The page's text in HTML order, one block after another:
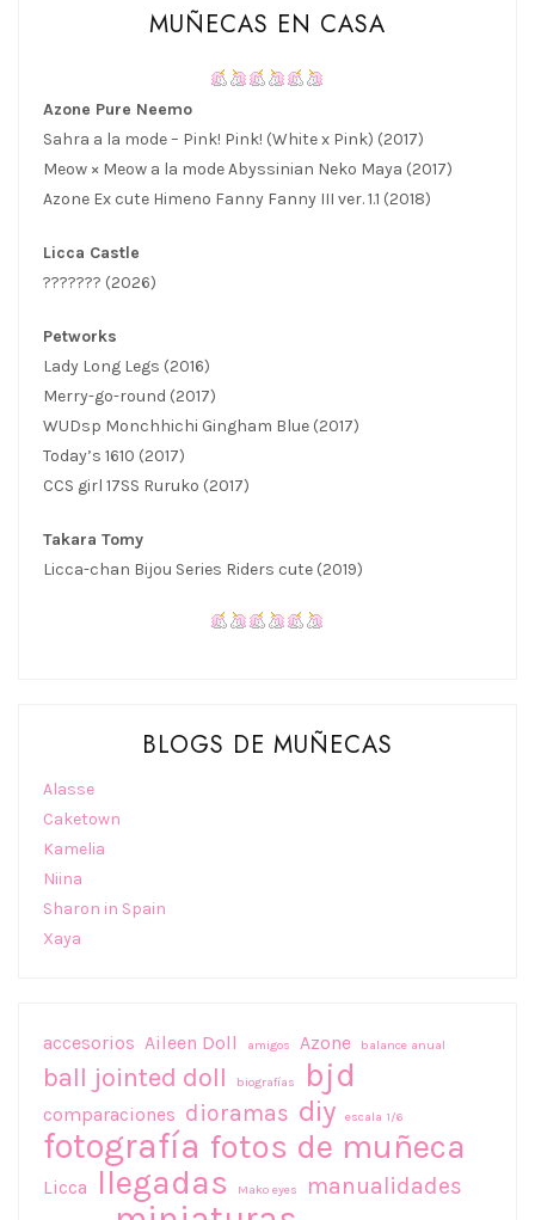
MUÑECAS EN CASA
Azone Pure Neemo
Sahra a la mode – Pink! Pink! (White x Pink) (2017)
Meow × Meow a la mode Abyssinian Neko Maya (2017)
Azone Ex cute Himeno Fanny Fanny III ver. 1.1 (2018)
Licca Castle
??????? (2026)
Petworks
Lady Long Legs (2016)
Merry-go-round (2017)
WUDsp Monchhichi Gingham Blue (2017)
Today’s 1610 (2017)
CCS girl 17SS Ruruko (2017)
Takara Tomy
Licca-chan Bijou Series Riders cute (2019)
BLOGS DE MUÑECAS
Alasse
Caketown
Kamelia
Niina
Sharon in Spain
Xaya
accesorios Aileen Doll amigos Azone balance anual
ball jointed doll biografías bjd
comparaciones dioramas diy escala 1/6
fotografía fotos de muñeca
Licca llegadas Mako eyes manualidades